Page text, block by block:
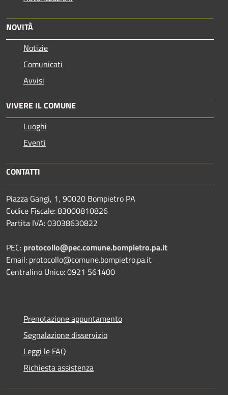
NOVITÀ
Notizie
Comunicati
Avvisi
VIVERE IL COMUNE
Luoghi
Eventi
CONTATTI
Piazza Gangi, 1, 90020 Bompietro PA
Codice Fiscale: 83000810826
Partita IVA: 03038630822
PEC: protocollo@pec.comune.bompietro.pa.it
Email: protocollo@comune.bompietro.pa.it
Centralino Unico: 0921 561400
Prenotazione appuntamento
Segnalazione disservizio
Leggi le FAQ
Richiesta assistenza